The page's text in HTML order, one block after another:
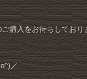
購入をお待ちしており
／